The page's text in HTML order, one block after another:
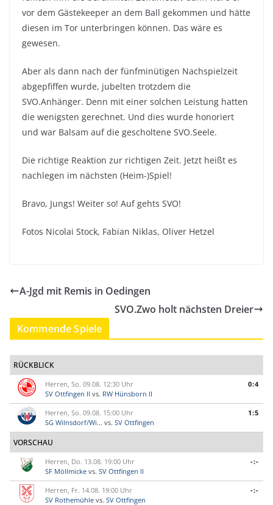
vor dem Gästekeeper an dem Ball gekommen und hätte
diesen im Tor unterbringen können. Das wäre es
gewesen.
Aber als dann nach der fünfminütigen Nachspielzeit
abgepfiffen wurde, jubelten trotzdem die
SVO.Anhänger. Denn mit einer solchen Leistung hatten
die wenigsten gerechnet. Und dies wurde honoriert
und war Balsam auf die gescholtene SVO.Seele.
Die richtige Reaktion zur richtigen Zeit. Jetzt heißt es
nachlegen im nächsten (Heim-)Spiel!
Bravo, Jungs! Weiter so! Auf gehts SVO!
Fotos Nicolai Stock, Fabian Niklas, Oliver Hetzel
A-Jgd mit Remis in Oedingen
SVO.Zwo holt nächsten Dreier
Kommende Spiele
RÜCKBLICK
Herren, So. 09.08. 12:30 Uhr
SV Ottfingen II vs. RW Hünsborn II
0:4
Herren, So. 09.08. 15:00 Uhr
SG Wilnsdorf/Wi... vs. SV Ottfingen
1:5
VORSCHAU
Herren, Do. 13.08. 19:00 Uhr
SF Möllmicke vs. SV Ottfingen II
-:-
Herren, Fr. 14.08. 19:00 Uhr
SV Rothemühle vs. SV Ottfingen
-:-